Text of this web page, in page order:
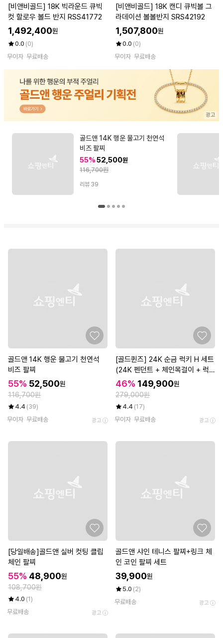
[비앤비골드] 18K 빅라운드 큐빅
컷 할로우 볼드 반지 RSS41772
1,492,400원
0.0 (0)
무이자 무료배송
[비앤비골드] 18K 캔디 큐빅볼 그
라데이션 볼볼반지 SRS42192
1,507,800원
0.0 (0)
무이자 무료배송
골드앤 14K 행운 물고기 천연석
비즈 팔찌
55%52,500원
116,700원
리뷰 39
골드앤 14K 행운 물고기 천연석
비즈 팔찌
55% 52,500원
116,700원
4.4 (39)
무이자 무료배송 광고
[골드퀸즈] 24K 순금 럭키 H 세트
(24K 펜던트 + 체인목걸이 + 럭
키참 볼륨 앵커 팔찌) (7/1~8/31)
46% 149,900원
279,000원
4.4 (17)
무이자 무료배송 광고
[당일배송]골드앤 실버 컷팅 클립
체인 팔찌
55% 48,900원
108,700원
4.0 (1)
무료배송
광고
골드앤 샤인 테니스 팔찌+링크 체
인 코인 팔찌 세트
39,900원
5.0 (2)
무료배송
광고